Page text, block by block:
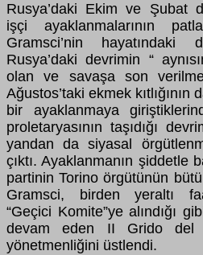
Rusya’daki Ekim ve Şubat
işçi ayaklanmalarının
Gramsci’nin hayatındaki
Rusya’daki devrimin “
olan ve savaşa son
Ağustos’taki ekmek
bir ayaklanmaya
proletaryasının taşıdığı
yandan da siyasal
çıktı. Ayaklanmanın şiddetle
partinin Torino örgütünün
Gramsci, birden yeraltı
“Geçici Komite”ye alındığı
devam eden II Grido del
yönetmenliğini üstlendi.